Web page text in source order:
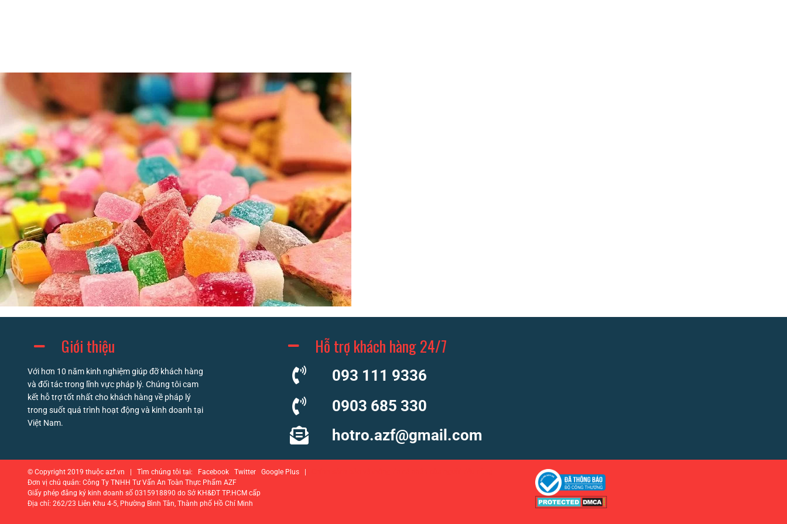
Giới thiệu
Với hơn 10 năm kinh nghiệm giúp đỡ khách hàng
và đối tác trong lĩnh vực pháp lý. Chúng tôi cam
kết hỗ trợ tốt nhất cho khách hàng về pháp lý
trong suốt quá trình hoạt động và kinh doanh tại
Việt Nam.
Hỗ trợ khách hàng 24/7
093 111 9336
0903 685 330
hotro.azf@gmail.com
© Copyright 2019 thuộc azf.vn | Tìm chúng tôi tại: Facebook Twitter Google Plus |
Đơn vị chủ quản: Công Ty TNHH Tư Vấn An Toàn Thực Phẩm AZF
Giấy phép đăng ký kinh doanh số 0315918890 do Sở KH&ĐT TP.HCM cấp
Địa chỉ: 262/23 Liên Khu 4-5, Phường Bình Tân, Thành phố Hồ Chí Minh